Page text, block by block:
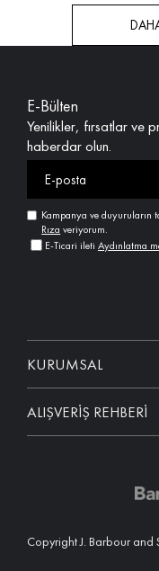
E-Bülten
Yenilikler, fırsatlar ve
haberdar olun.
Kampanya ve
Rıza veriyorum.
E-Ticari ileti Aydınlatma
KURUMSAL
ALIŞVERİŞ REHBERİ
Copyright J. Barbour and